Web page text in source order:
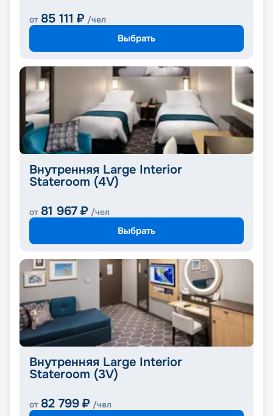
от 85 111 ₽ /чел
Выбрать
Внутренняя Large Interior
Stateroom (4V)
от 81 967 ₽ /чел
Выбрать
Внутренняя Large Interior
Stateroom (3V)
от 82 799 ₽ /чел